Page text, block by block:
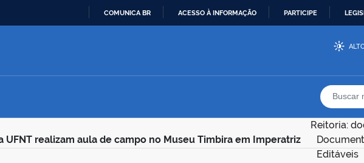
CONTEÚDO
COMUNICA BR ACESSO À INFORMAÇÃO PARTICIPE
UFNT realizam aula de campo no Museu Timbira em Imperatriz
Reitoria:
Editáveis